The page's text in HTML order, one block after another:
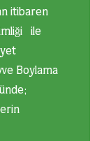
itibaren
ile
Boylama